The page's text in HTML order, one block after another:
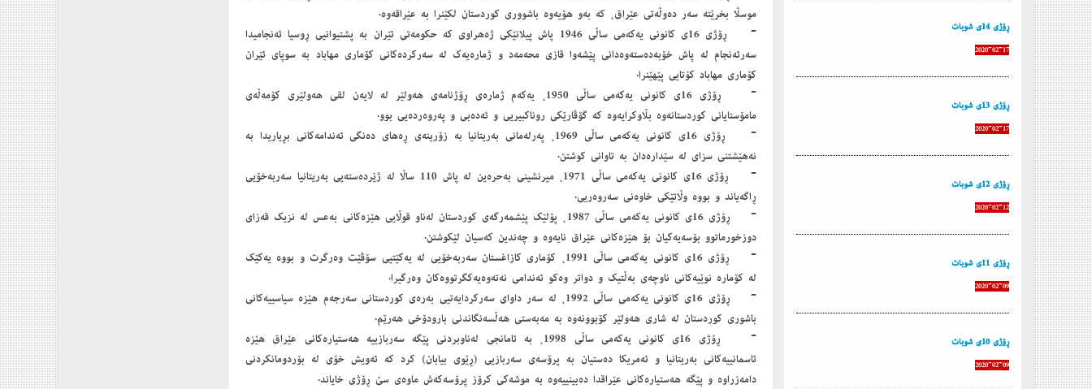
موسڵا بخرێتە سەر دەوڵەتی عێراق، كە بەو هۆیەوە باشووری كوردستان لكێنرا بە عێراقەوە.
- ڕۆژی 16ی كانونی یەكەمی ساڵی 1946 پاش پیلانێكی ژەهراوی كە حكومەتی ئێران بە پشتیوانیی ڕوسیا ئەنجامیدا
سەرئەنجام لە پاش خۆبەدەستەوەدانی پێشەوا قازی محەمەد ‌و ژمارەیەك لە سەركردەكانی كۆماری مهاباد بە سوپای ئێران
كۆماری مهاباد كۆتایی پێهێنرا.
- ڕۆژی 16ی كانونی یەكەمی ساڵی 1950، یەكەم ژمارەی ڕۆژنامەی هەولێر لە لایەن لقی هەولێری كۆمەڵەی
مامۆستایانی كوردستانەوە بڵاوكرایەوە كە گۆڤارێكی روناكبیریی ‌و ئەدەبی ‌و پەروەردەیی بوو.
- ڕۆژی 16ی كانونی یەكەمی ساڵی 1969، پەرلەمانی بەریتانیا بە زۆرینەی ڕەهای دەنگی ئەندامەكانی بڕیاریدا بە
نەهێشتنی سزای لە سێدارەدان بە تاوانی كوشتن.
- ڕۆژی 16ی كانونی یەكەمی ساڵی 1971، میرنشینی بەحرەین لە پاش 110 ساڵا لە ژێردەستەیی بەریتانیا سەربەخۆیی
ڕاگەیاند ‌و بووە وڵاتێكی خاوەنی سەروەریی.
- ڕۆژی 16ی كانونی یەكەمی ساڵی 1987، پۆلێك پێشمەرگەی كوردستان لەناو قوڵایی هێزەكانی بەعس لە نزیك قەزای
دوزخورماتوو بۆسەیەكیان بۆ هێزەكانی عێراق نایەوە ‌و چەندین كەسیان لێكوشتن.
- ڕۆژی 16ی كانونی یەكەمی ساڵی 1991، كۆماری كازاغستان سەربەخۆیی لە یەكێتیی سۆڤێت وەرگرت ‌و بووە یەكێك
لە كۆمارە نوێیەكانی ناوچەی بەڵتیك ‌و دواتر وەكو ئەندامی نەتەوەیەكگرتووەكان وەرگیرا.
- ڕۆژی 16ی كانونی یەكەمی ساڵی 1992، لە سەر داوای سەركردایەتیی بەرەی كوردستانی سەرجەم هێزە سیاسییەكانی
باشوری كوردستان لە شاری هەولێر كۆبوونەوە بە مەبەستی هەڵسەنگاندنی بارودۆخی هەرێم.
- ڕۆژی 16ی كانونی یەكەمی ساڵی 1998، بە ئامانجی لەناوبردنی پێگە سەربازییە هەستیارەكانی عێراق هێزە
ئاسمانییەكانی بەریتانیا ‌و ئەمریكا دەستیان بە پرۆسەی سەربازیی (ڕێوی بیابان) كرد كە ئەویش خۆی لە بۆردومانكردنی
دامەزرا‌وە ‌و پێگە هەستیارەكانی عێراقدا دەبینییەوە بە موشەكی كرۆز پرۆسەكەش ماوەی سێ‌ ڕۆژی خایاند.
ڕۆژی 14ی شوبات
2020-02-17
ڕۆژی 13ی شوبات
2020-02-17
ڕۆژی 12ی شوبات
2020-02-12
ڕۆژی 11ی شوبات
2020-02-09
ڕۆژی 10ی شوبات
2020-02-09